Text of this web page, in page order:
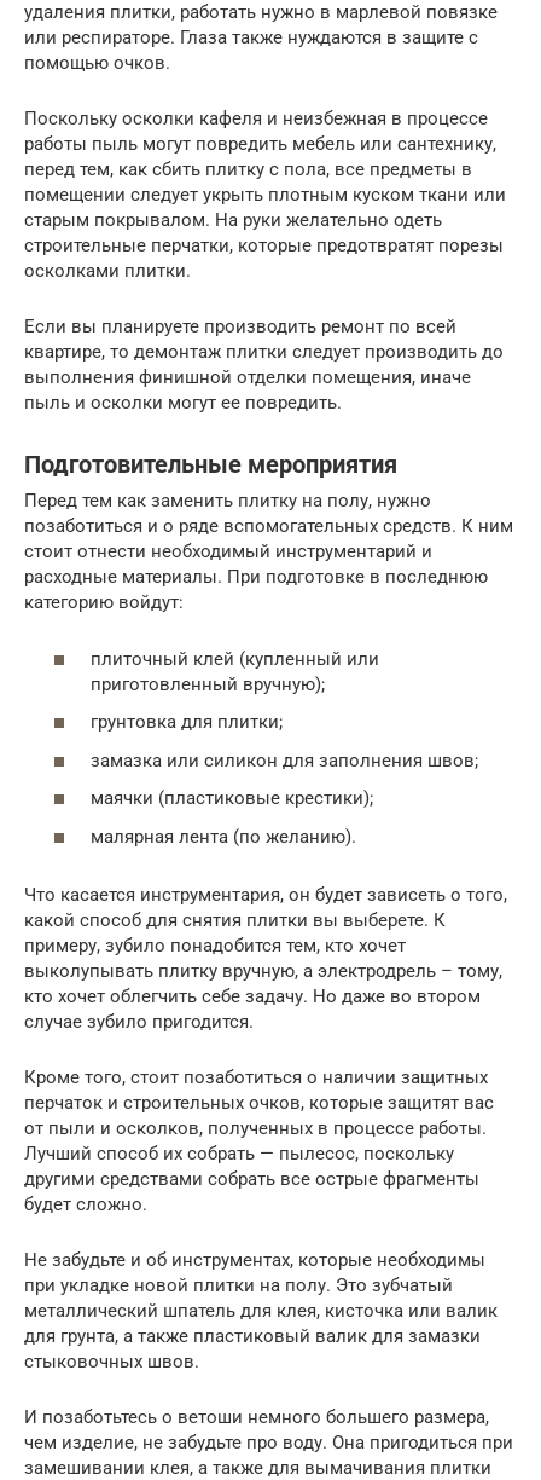
удаления плитки, работать нужно в марлевой повязке
или респираторе. Глаза также нуждаются в защите с
помощью очков.
Поскольку осколки кафеля и неизбежная в процессе
работы пыль могут повредить мебель или сантехнику,
перед тем, как сбить плитку с пола, все предметы в
помещении следует укрыть плотным куском ткани или
старым покрывалом. На руки желательно одеть
строительные перчатки, которые предотвратят порезы
осколками плитки.
Если вы планируете производить ремонт по всей
квартире, то демонтаж плитки следует производить до
выполнения финишной отделки помещения, иначе
пыль и осколки могут ее повредить.
Подготовительные мероприятия
Перед тем как заменить плитку на полу, нужно
позаботиться и о ряде вспомогательных средств. К ним
стоит отнести необходимый инструментарий и
расходные материалы. При подготовке в последнюю
категорию войдут:
плиточный клей (купленный или
приготовленный вручную);
грунтовка для плитки;
замазка или силикон для заполнения швов;
маячки (пластиковые крестики);
малярная лента (по желанию).
Что касается инструментария, он будет зависеть о того,
какой способ для снятия плитки вы выберете. К
примеру, зубило понадобится тем, кто хочет
выколупывать плитку вручную, а электродрель – тому,
кто хочет облегчить себе задачу. Но даже во втором
случае зубило пригодится.
Кроме того, стоит позаботиться о наличии защитных
перчаток и строительных очков, которые защитят вас
от пыли и осколков, полученных в процессе работы.
Лучший способ их собрать — пылесос, поскольку
другими средствами собрать все острые фрагменты
будет сложно.
Не забудьте и об инструментах, которые необходимы
при укладке новой плитки на полу. Это зубчатый
металлический шпатель для клея, кисточка или валик
для грунта, а также пластиковый валик для замазки
стыковочных швов.
И позаботьтесь о ветоши немного большего размера,
чем изделие, не забудьте про воду. Она пригодиться при
замешивании клея, а также для вымачивания плитки